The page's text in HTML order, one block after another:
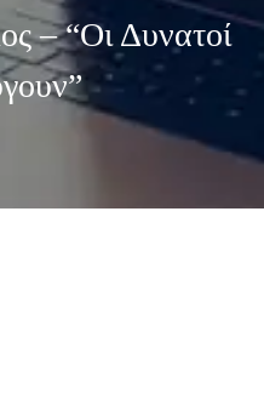
– “Οι Δυνατοί